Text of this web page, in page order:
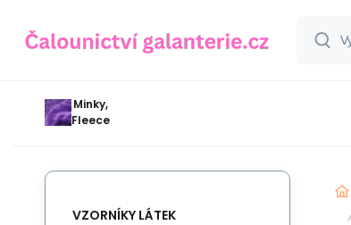
Minky,
Fleece
VZORNÍKY LÁTEK